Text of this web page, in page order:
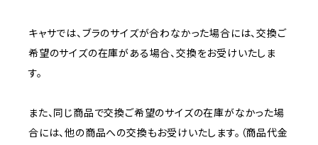
キャサでは、ブラのサイズが合わなかった場合には、交換ご
希望のサイズの在庫がある場合、交換をお受けいたしま
す。
また、同じ商品で交換ご希望のサイズの在庫がなかった場
合には、他の商品への交換もお受けいたします。（商品代金